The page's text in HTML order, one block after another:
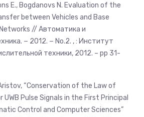
E., Bogdanovs N. Evaluation of the
between Vehicles and Base
// Автоматика и
− 2012. − No.2. , : Институт
техники, 2012. – pp 31-
“Conservation of the Law of
UWB Pulse Signals in the First Principal
Control and Computer Sciences”